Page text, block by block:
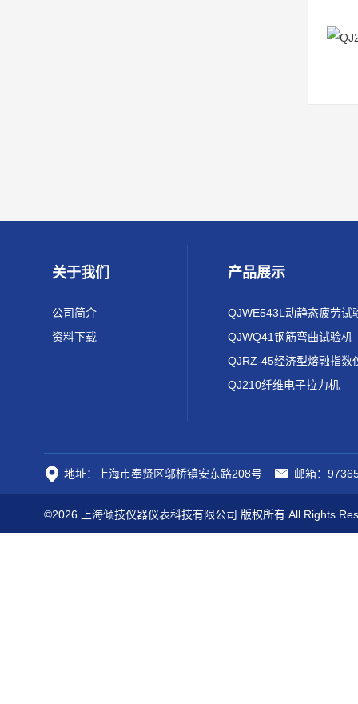
关于我们
公司简介
资料下载
产品展示
QJWE543L动静态疲劳试
QJWQ41钢筋弯曲试验机
QJRZ-45经济型熔融指数
QJ210纤维电子拉力机
地址：上海市奉贤区邬桥镇安东路208号 邮箱：
©2026 上海倾技仪器仪表科技有限公司 版权所有 All Rights